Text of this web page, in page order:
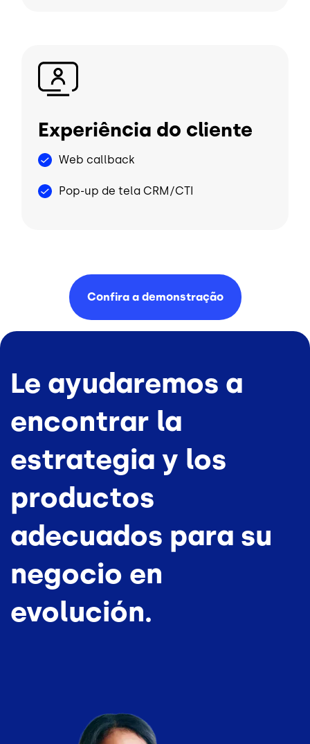
Imagem
Experiência do cliente
Web callback
Pop-up de tela CRM/CTI
Confira a demonstração
Le ayudaremos a
encontrar la
estrategia y los
productos
adecuados para su
negocio en
evolución.